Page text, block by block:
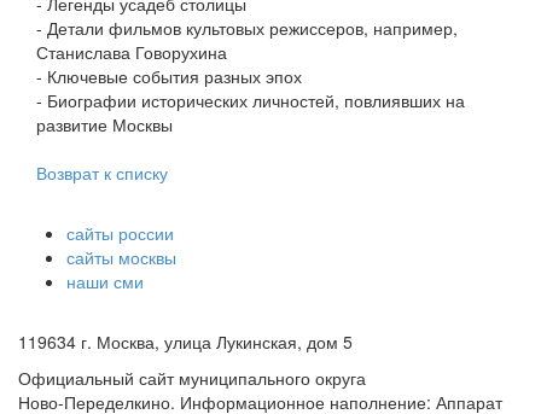
- Детали фильмов культовых режиссеров, например,
Станислава Говорухина
- Ключевые события разных эпох
- Биографии исторических личностей, повлиявших на
развитие Москвы
Возврат к списку
сайты россии
сайты москвы
наши сми
119634 г. Москва, улица Лукинская, дом 5
Официальный сайт муниципального округа
Ново-Переделкино. Информационное наполнение: Аппарат